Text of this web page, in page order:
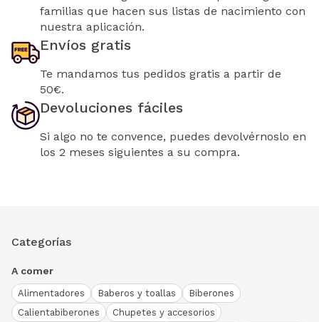
familias que hacen sus listas de nacimiento con
nuestra aplicación.
Envíos gratis
Te mandamos tus pedidos gratis a partir de
50€.
Devoluciones fáciles
Si algo no te convence, puedes devolvérnoslo en
los 2 meses siguientes a su compra.
Categorías
A comer
Alimentadores Baberos y toallas
Biberones
Calientabiberones
Chupetes y accesorios